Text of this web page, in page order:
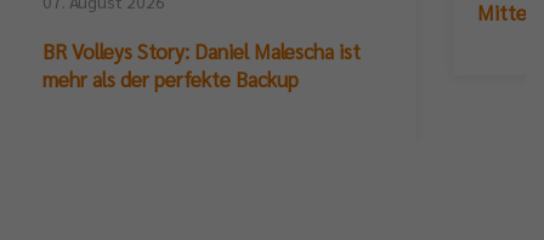
BR Volleys Story: Daniel Malescha ist
mehr als der perfekte Backup